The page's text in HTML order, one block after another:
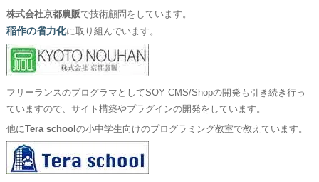
株式会社京都農販で技術顧問をしています。
稲作の省力化に取り組んでいます。
フリーランスのプログラマとしてSOY CMS/Shopの開発も引き続き行っ
ていますので、サイト構築やプラグインの開発をしています。
他にTera school の小中学生向けのプログラミング教室で教えています。